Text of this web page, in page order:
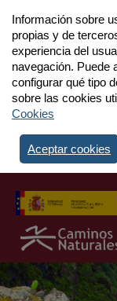
Información sobre
propias y de
experiencia del
navegación. Puede
configurar qué tipo
sobre las cookies
Cookies
Aceptar cookies